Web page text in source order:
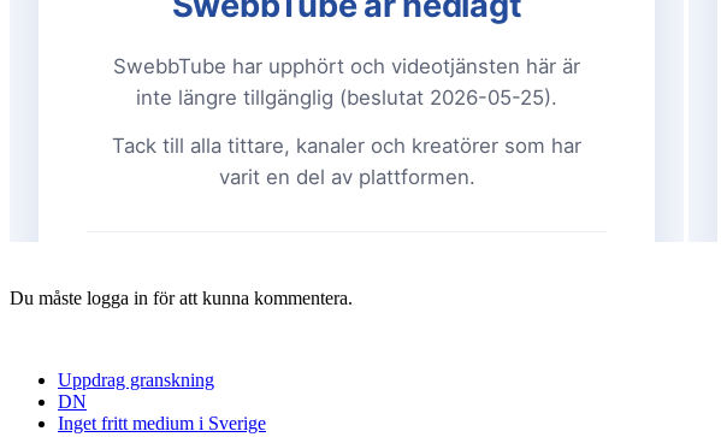
Du måste logga in för att kunna kommentera.
Uppdrag granskning
DN
Inget fritt medium i Sverige